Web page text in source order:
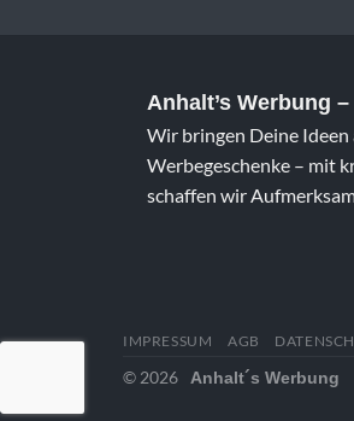
Anhalt’s Werbung –
Wir bringen Deine Ideen
Werbegeschenke – mit
schaffen wir
IMPRESSUM AGB
© 2026 Anhalt´s Werbung